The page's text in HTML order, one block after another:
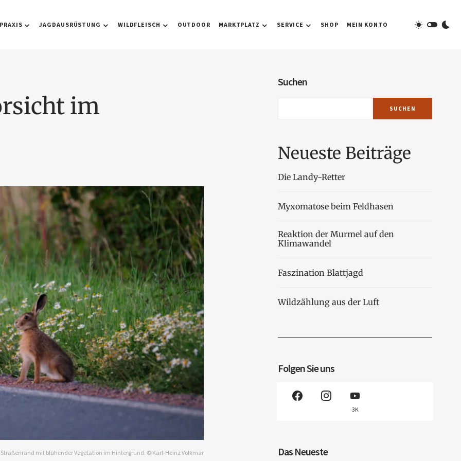
JAGDAUSRÜSTUNG WILDFLEISCH OUTDOOR MARKTPLATZ SERVICE SHOP MEIN KONTO
im
mit blühender Vegetation im Hintergrund. © Karl-Heinz Volkmar
Suchen
SUCHEN
Neueste Beiträge
Die Landy-Retter
Myxomatose beim Feldhasen
Reaktion der Murmel auf den
Klimawandel
Faszination Blattjagd
Wildzählung aus der Luft
Folgen Sie uns
3K
Das Neueste